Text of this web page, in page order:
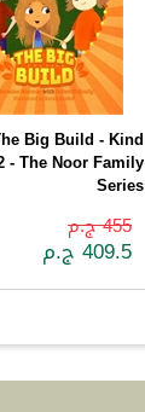
Big Build - Kind
- The Noor Family
Series
Nermine Noeman
455 ج.م
409.5 ج.م